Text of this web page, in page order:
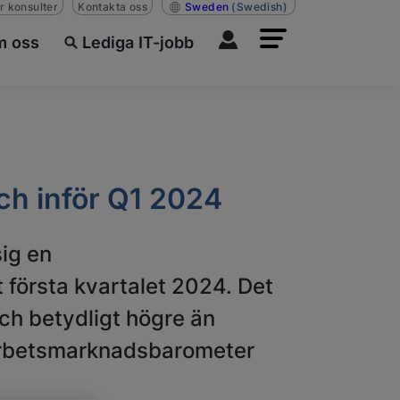
oss Lediga IT-jobb
konsulter Kontakta oss Sweden (Swedish)
inför Q1 2024
en
första kvartalet 2024. Det
betydligt högre än